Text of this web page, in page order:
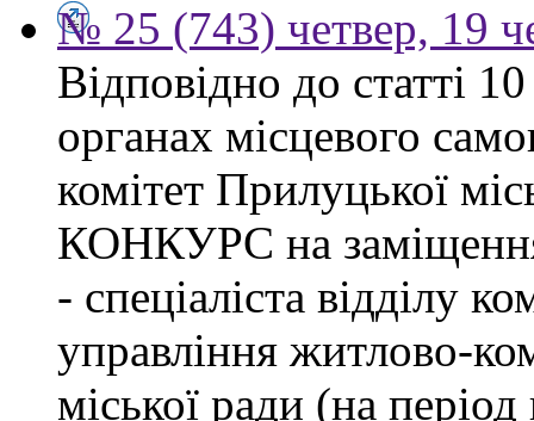
№ 25 (743) четвер, 19
Відповідно до статті
органах місцевого
комітет Прилуцької
КОНКУРС на
- спеціаліста відділу
управління житлово-
міської ради (на